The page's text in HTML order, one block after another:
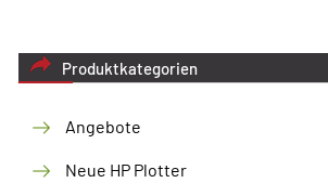
Produktkategorien
Angebote
Neue HP Plotter